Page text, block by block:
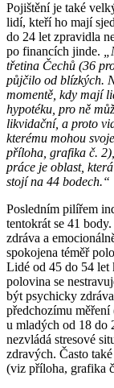
Pojištění je také
lidí, kteří ho mají
do 24 let zpravidla
po financích jinde.
třetina Čechů (36
půjčilo od blízkých.
momentě, kdy mají
hypotéku, pro ně
likvidační, a proto
kterému mohou
příloha, grafika č.
práce je oblast,
stojí na 44 bodech.“
Posledním pilířem
tentokrát se 41
zdráva a
spokojena téměř
Lidé od 45 do 54 let
polovina se
být psychicky
předchozímu měření
u mladých od 18 do
nezvládá stresové
zdravých. Často
(viz příloha, grafika